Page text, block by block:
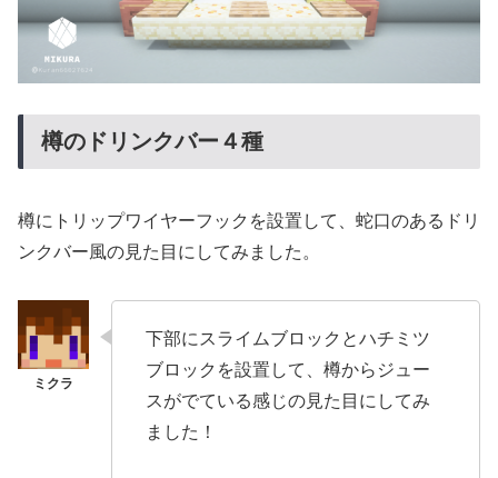
樽のドリンクバー４種
樽にトリップワイヤーフックを設置して、蛇口のあるドリ
ンクバー風の見た目にしてみました。
下部にスライムブロックとハチミツ
ブロックを設置して、樽からジュー
スがでている感じの見た目にしてみ
ました！